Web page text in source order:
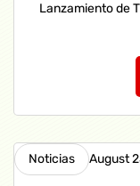
Lanzamiento de
Noticias August